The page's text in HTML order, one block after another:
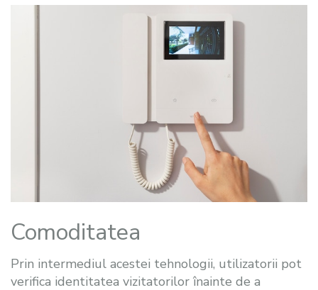
Comoditatea
Prin intermediul acestei tehnologii, utilizatorii pot
verifica identitatea vizitatorilor înainte de a